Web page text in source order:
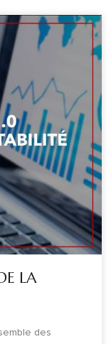
LA
des